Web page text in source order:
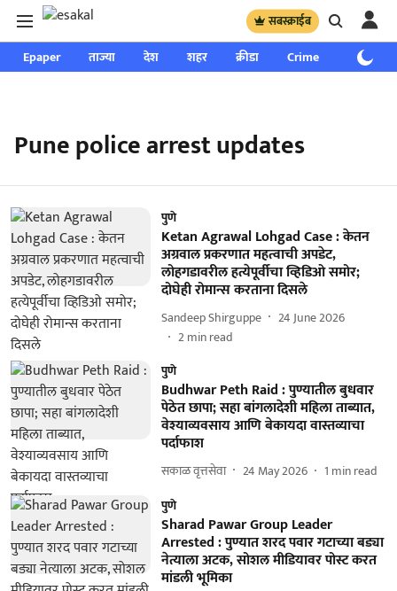
सबस्क्राईब
Epaper ताज्या देश शहर क्रीडा Crime साप्ताहिक
Pune police arrest updates
पुणे
Ketan Agrawal Lohgad Case : केतन
अग्रवाल प्रकरणात महत्वाची अपडेट,
लोहगडावरील हत्येपूर्वीचा व्हिडिओ समोर;
दोघेही रोमान्स करताना दिसले
Sandeep Shirguppe
24 June 2026
2min read
पुणे
Budhwar Peth Raid : पुण्यातील बुधवार
पेठेत छापा; सहा बांगलादेशी महिला ताब्यात,
वेश्याव्यवसाय आणि बेकायदा वास्तव्याचा
पर्दाफाश
सकाळ वृत्तसेवा 24 May 2026 1 min read
पुणे
Sharad Pawar Group Leader
Arrested : पुण्यात शरद पवार गटाच्या बड्या
नेत्याला अटक, सोशल मीडियावर पोस्ट करत
मांडली भूमिका